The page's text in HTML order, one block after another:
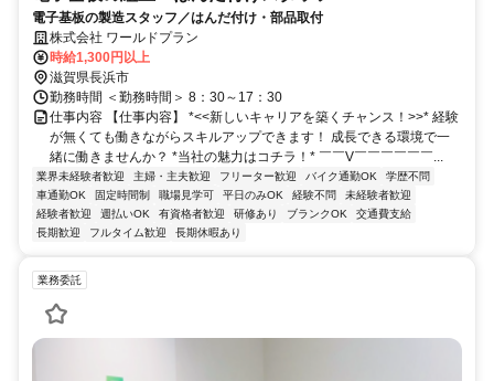
電子基板の製造スタッフ／はんだ付け・部品取付
株式会社 ワールドプラン
時給1,300円以上
滋賀県長浜市
勤務時間 ＜勤務時間＞ 8：30～17：30
仕事内容 【仕事内容】 *<<新しいキャリアを築くチャンス！>>* 経験
が無くても働きながらスキルアップできます！ 成長できる環境で一
緒に働きませんか？ *当社の魅力はコチラ！* ￣￣V￣￣￣￣￣￣...
業界未経験者歓迎 主婦・主夫歓迎 フリーター歓迎 バイク通勤OK
学歴不問
車通勤OK
固定時間制 職場見学可 平日のみOK 経験不問
未経験者歓迎
経験者歓迎
週払いOK 有資格者歓迎 研修あり ブランクOK
交通費支給
長期歓迎
フルタイム歓迎 長期休暇あり
業務委託